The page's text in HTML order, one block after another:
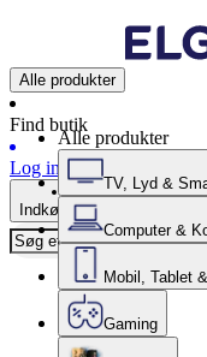
Alle produkter
Find butik
Log ind
Indkøbskurv
Alle produkter
TV, Lyd &
Computer &
Mobil, Tablet
Gaming